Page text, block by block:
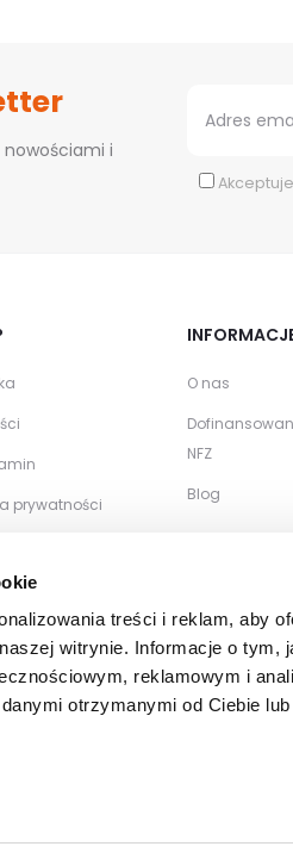
treści i reklam, aby
witrynie. Informacje o tym,
reklamowym i
otrzymanymi od Ciebie
nowościami i
Akceptuje
prywatności
O nas
NFZ
Blog
hurtowe